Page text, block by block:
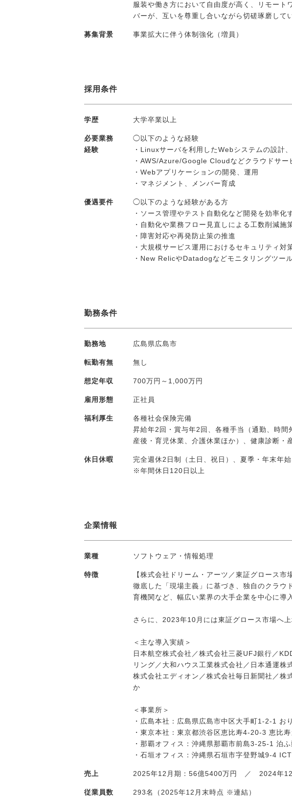
服装や働き方において自由度が高く、リモート
バーが、互いを尊重し合いながら切磋琢磨して
募集背景 事業拡大に伴う体制強化（増員）
採用条件
学歴 大学卒業以上
必要業務
経験
◯以下のような経験
・Linuxサーバを利用したWebシステムの設計
・AWS/Azure/Google Cloudなどクラウドサー
・Webアプリケーションの開発、運用
・マネジメント、メンバー育成
優遇要件
◯以下のような経験がある方
・ソース管理やテスト自動化など開発を効率化
・自動化や業務フロー見直しによる工数削減施
・障害対応や再発防止策の推進
・大規模サービス運用におけるセキュリティ対
・New RelicやDatadogなどモニタリングツー
勤務条件
勤務地 広島県広島市
転勤有無 無し
想定年収 700万円～1,000万円
雇用形態 正社員
福利厚生
各種社会保険完備
昇給年2回・賞与年2回、各種手当（通勤、時
産後・育児休業、介護休業ほか）、健康診断
休日休暇
完全週休2日制（土日、祝日）、夏季・年末年
※年間休日120日以上
企業情報
業種 ソフトウェア・情報処理
特徴
【株式会社ドリーム・アーツ／東証グロース市
徹底した「現場主義」に基づき、独自のクラウ
育機関など、幅広い業界の大手企業を中心に導
さらに、2023年10月には東証グロース市場へ
＜主な導入実績＞
日本航空株式会社／株式会社三菱UFJ銀行／
リング／大和ハウス工業株式会社／日本通運
株式会社エディオン／株式会社毎日新聞社／
か
＜事業所＞
・広島本社：広島県広島市中区大手町1-2-1 お
・東京本社：東京都渋谷区恵比寿4-20-3 恵比
・那覇オフィス：沖縄県那覇市前島3-25-1 泊
・石垣オフィス：沖縄県石垣市字登野城9-4
売上 2025年12月期：56億5400万円 ／ 2024年
従業員数 293名（2025年12月末時点 ※連結）